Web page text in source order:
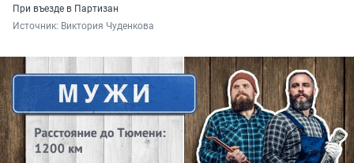
При въезде в Партизан
Источник: Виктория Чуденкова